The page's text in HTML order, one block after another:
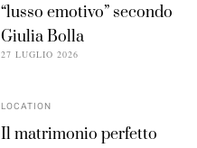
“lusso emotivo” secondo
Giulia Bolla
27 LUGLIO 2026
LOCATION
Il matrimonio perfetto